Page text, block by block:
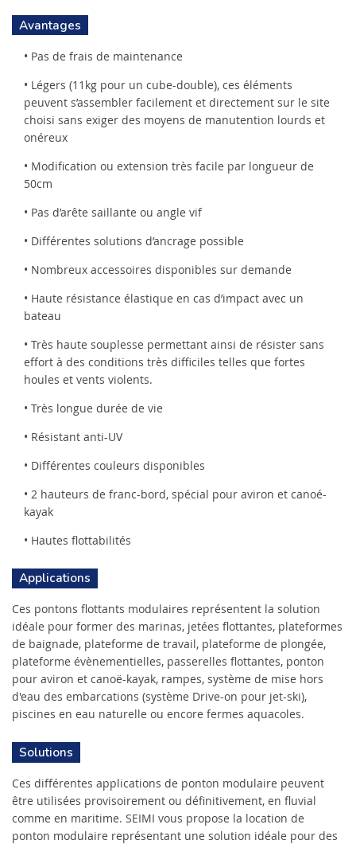
Avantages
• Pas de frais de maintenance
• Légers (11kg pour un cube-double), ces éléments
peuvent s’assembler facilement et directement sur le site
choisi sans exiger des moyens de manutention lourds et
onéreux
• Modification ou extension très facile par longueur de
50cm
• Pas d’arête saillante ou angle vif
• Différentes solutions d’ancrage possible
• Nombreux accessoires disponibles sur demande
• Haute résistance élastique en cas d’impact avec un
bateau
• Très haute souplesse permettant ainsi de résister sans
effort à des conditions très difficiles telles que fortes
houles et vents violents.
• Très longue durée de vie
• Résistant anti-UV
• Différentes couleurs disponibles
• 2 hauteurs de franc-bord, spécial pour aviron et canoé-
kayak
• Hautes flottabilités
Applications
Ces pontons flottants modulaires représentent la solution
idéale pour former des marinas, jetées flottantes, plateformes
de baignade, plateforme de travail, plateforme de plongée,
plateforme évènementielles, passerelles flottantes, ponton
pour aviron et canoë-kayak, rampes, système de mise hors
d'eau des embarcations (système Drive-on pour jet-ski),
piscines en eau naturelle ou encore fermes aquacoles.
Solutions
Ces différentes applications de ponton modulaire peuvent
être utilisées provisoirement ou définitivement, en fluvial
comme en maritime. SEIMI vous propose la location de
ponton modulaire représentant une solution idéale pour des